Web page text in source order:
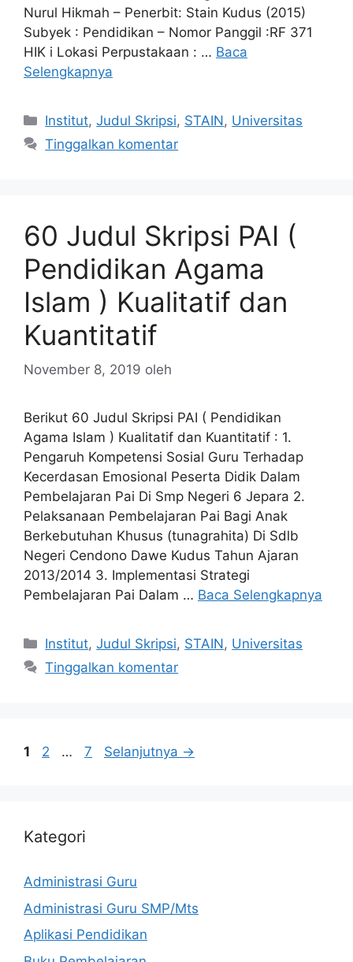
Nurul Hikmah – Penerbit: Stain Kudus (2015)
Subyek : Pendidikan – Nomor Panggil :RF 371
HIK i Lokasi Perpustakaan : … Baca
Selengkapnya
Kategori
Institut,Judul Skripsi, STAIN, Universitas
Tinggalkan komentar
60 Judul Skripsi PAI (
Pendidikan Agama
Islam ) Kualitatif dan
Kuantitatif
November 8, 2019 oleh
Berikut 60 Judul Skripsi PAI ( Pendidikan
Agama Islam ) Kualitatif dan Kuantitatif : 1.
Pengaruh Kompetensi Sosial Guru Terhadap
Kecerdasan Emosional Peserta Didik Dalam
Pembelajaran Pai Di Smp Negeri 6 Jepara 2.
Pelaksanaan Pembelajaran Pai Bagi Anak
Berkebutuhan Khusus (tunagrahita) Di Sdlb
Negeri Cendono Dawe Kudus Tahun Ajaran
2013/2014 3. Implementasi Strategi
Pembelajaran Pai Dalam … Baca Selengkapnya
Kategori
Institut,Judul Skripsi, STAIN, Universitas
Tinggalkan komentar
Halaman
1 Halaman
2 … Halaman
7 Selanjutnya →
Kategori
Administrasi Guru
Administrasi Guru SMP/Mts
Aplikasi Pendidikan